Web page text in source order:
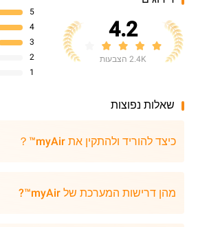
4.2
2.4K הצבעות
5
4
3
2
1
שאלות נפוצות
כיצד להוריד ולהתקין את myAir™？
מהן דרישות המערכת של myAir™?